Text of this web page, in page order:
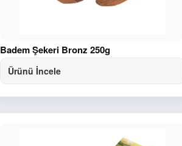
Badem Şekeri Bronz 250g
Ürünü İncele